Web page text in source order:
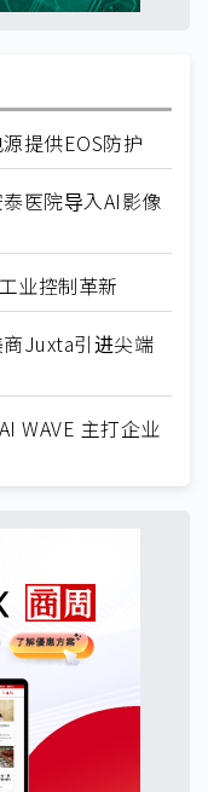
提供EOS防护
医院导入AI影像
业控制革新
Juxta引进尖端
WAVE 主打企业